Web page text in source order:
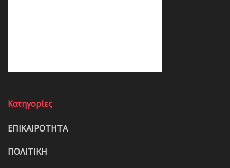
Κατηγορίες
ΕΠΙΚΑΙΡΟΤΗΤΑ
ΠΟΛΙΤΙΚΗ